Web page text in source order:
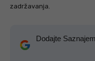
zadržavanja.
Dodajte